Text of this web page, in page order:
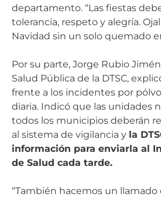
departamento. “Las fiestas
tolerancia, respeto y alegría.
Navidad sin un solo quemado
Por su parte, Jorge Rubio
Salud Pública de la DTSC,
frente a los incidentes por
diaria. Indicó que las unidades
todos los municipios deberán
al sistema de vigilancia y la
información para enviarla al
de Salud cada tarde.
“También hacemos un llamado